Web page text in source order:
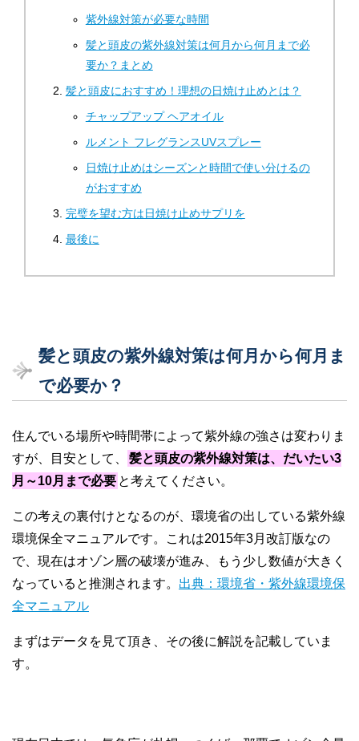
紫外線対策が必要な時間
髪と頭皮の紫外線対策は何月から何月まで必
要か？まとめ
髪と頭皮におすすめ！理想の日焼け止めとは？
チャップアップ ヘアオイル
ルメント フレグランスUVスプレー
日焼け止めはシーズンと時間で使い分けるの
がおすすめ
完璧を望む方は日焼け止めサプリを
最後に
髪と頭皮の紫外線対策は何月から何月ま
で必要か？
住んでいる場所や時間帯によって紫外線の強さは変わりま
すが、目安として、
髪と頭皮の紫外線対策は、だいたい3
月～10月まで必要 と考えてください。
この考えの裏付けとなるのが、環境省の出している紫外線
環境保全マニュアルです。これは2015年3月改訂版なの
で、現在はオゾン層の破壊が進み、もう少し数値が大きく
なっていると推測されます。 出典：環境省・紫外線環境保
全マニュアル
まずはデータを見て頂き、その後に解説を記載していま
す。